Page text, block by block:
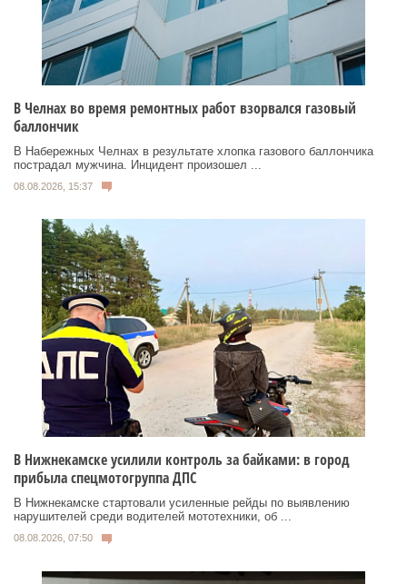
В Челнах во время ремонтных работ взорвался газовый
баллончик
В Набережных Челнах в результате хлопка газового баллончика
пострадал мужчина. Инцидент произошел ...
08.08.2026, 15:37
В Нижнекамске усилили контроль за байками: в город
прибыла спецмотогруппа ДПС
В Нижнекамске стартовали усиленные рейды по выявлению
нарушителей среди водителей мототехники, об ...
08.08.2026, 07:50